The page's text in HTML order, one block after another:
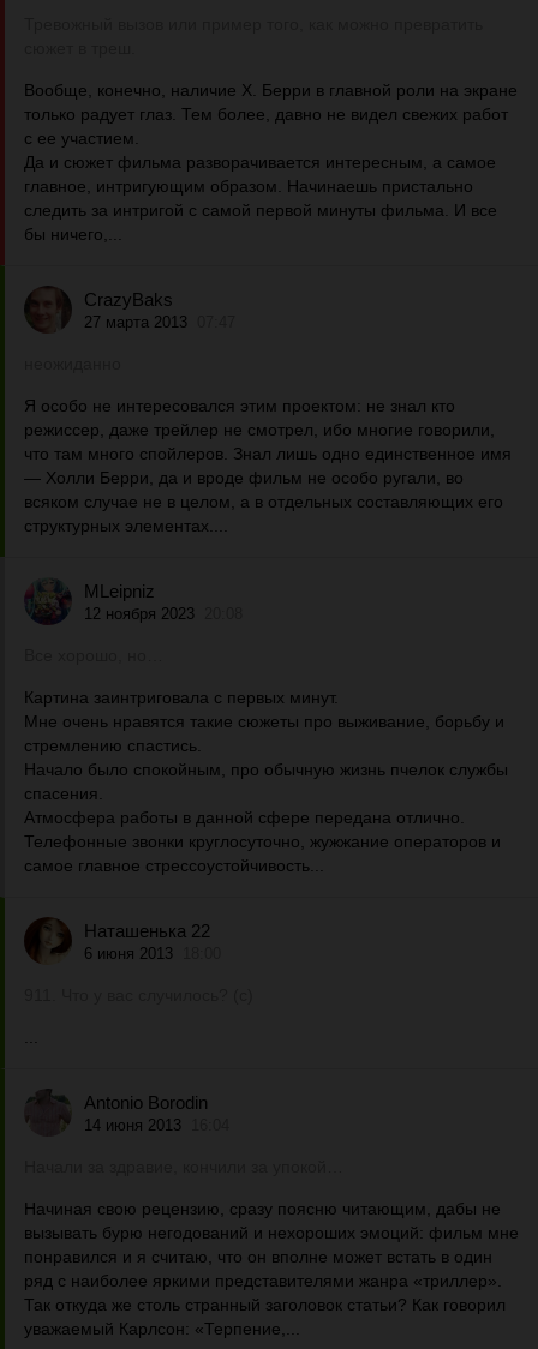
Вообще, конечно, наличие Х. Берри в главной роли на экране
только радует глаз. Тем более, давно не видел свежих работ
с ее участием.
Да и сюжет фильма разворачивается интересным, а самое
главное, интригующим образом. Начинаешь пристально
следить за интригой с самой первой минуты фильма. И все
бы ничего,...
CrazyBaks
27 марта 2013
Я особо не интересовался этим проектом: не знал кто
режиссер, даже трейлер не смотрел, ибо многие говорили,
что там много спойлеров. Знал лишь одно единственное имя
— Холли Берри, да и вроде фильм не особо ругали, во
всяком случае не в целом, а в отдельных составляющих его
структурных элементах....
MLeipniz
12 ноября 2023
Картина заинтриговала с первых минут.
Мне очень нравятся такие сюжеты про выживание, борьбу и
стремлению спастись.
Начало было спокойным, про обычную жизнь пчелок службы
спасения.
Атмосфера работы в данной сфере передана отлично.
Телефонные звонки круглосуточно, жужжание операторов и
самое главное стрессоустойчивость...
Наташенька 22
6 июня 2013
Antonio Borodin
14 июня 2013
Начиная свою рецензию, сразу поясню читающим, дабы не
вызывать бурю негодований и нехороших эмоций: фильм мне
понравился и я считаю, что он вполне может встать в один
ряд с наиболее яркими представителями жанра «триллер».
Так откуда же столь странный заголовок статьи? Как говорил
уважаемый Карлсон: «Терпение,...